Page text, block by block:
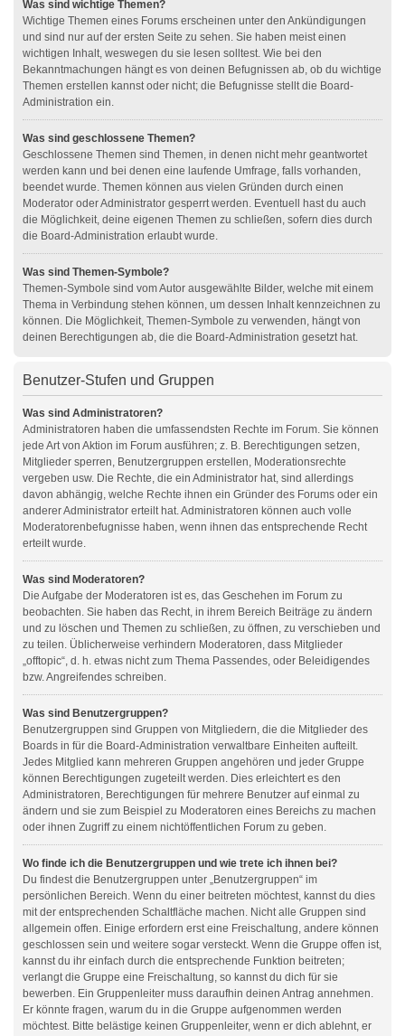
Was sind wichtige Themen?
Wichtige Themen eines Forums erscheinen unter den Ankündigungen
und sind nur auf der ersten Seite zu sehen. Sie haben meist einen
wichtigen Inhalt, weswegen du sie lesen solltest. Wie bei den
Bekanntmachungen hängt es von deinen Befugnissen ab, ob du wichtige
Themen erstellen kannst oder nicht; die Befugnisse stellt die Board-
Administration ein.
Was sind geschlossene Themen?
Geschlossene Themen sind Themen, in denen nicht mehr geantwortet
werden kann und bei denen eine laufende Umfrage, falls vorhanden,
beendet wurde. Themen können aus vielen Gründen durch einen
Moderator oder Administrator gesperrt werden. Eventuell hast du auch
die Möglichkeit, deine eigenen Themen zu schließen, sofern dies durch
die Board-Administration erlaubt wurde.
Was sind Themen-Symbole?
Themen-Symbole sind vom Autor ausgewählte Bilder, welche mit einem
Thema in Verbindung stehen können, um dessen Inhalt kennzeichnen zu
können. Die Möglichkeit, Themen-Symbole zu verwenden, hängt von
deinen Berechtigungen ab, die die Board-Administration gesetzt hat.
Benutzer-Stufen und Gruppen
Was sind Administratoren?
Administratoren haben die umfassendsten Rechte im Forum. Sie können
jede Art von Aktion im Forum ausführen; z. B. Berechtigungen setzen,
Mitglieder sperren, Benutzergruppen erstellen, Moderationsrechte
vergeben usw. Die Rechte, die ein Administrator hat, sind allerdings
davon abhängig, welche Rechte ihnen ein Gründer des Forums oder ein
anderer Administrator erteilt hat. Administratoren können auch volle
Moderatorenbefugnisse haben, wenn ihnen das entsprechende Recht
erteilt wurde.
Was sind Moderatoren?
Die Aufgabe der Moderatoren ist es, das Geschehen im Forum zu
beobachten. Sie haben das Recht, in ihrem Bereich Beiträge zu ändern
und zu löschen und Themen zu schließen, zu öffnen, zu verschieben und
zu teilen. Üblicherweise verhindern Moderatoren, dass Mitglieder
„offtopic“, d. h. etwas nicht zum Thema Passendes, oder Beleidigendes
bzw. Angreifendes schreiben.
Was sind Benutzergruppen?
Benutzergruppen sind Gruppen von Mitgliedern, die die Mitglieder des
Boards in für die Board-Administration verwaltbare Einheiten aufteilt.
Jedes Mitglied kann mehreren Gruppen angehören und jeder Gruppe
können Berechtigungen zugeteilt werden. Dies erleichtert es den
Administratoren, Berechtigungen für mehrere Benutzer auf einmal zu
ändern und sie zum Beispiel zu Moderatoren eines Bereichs zu machen
oder ihnen Zugriff zu einem nichtöffentlichen Forum zu geben.
Wo finde ich die Benutzergruppen und wie trete ich ihnen bei?
Du findest die Benutzergruppen unter „Benutzergruppen“ im
persönlichen Bereich. Wenn du einer beitreten möchtest, kannst du dies
mit der entsprechenden Schaltfläche machen. Nicht alle Gruppen sind
allgemein offen. Einige erfordern erst eine Freischaltung, andere können
geschlossen sein und weitere sogar versteckt. Wenn die Gruppe offen ist,
kannst du ihr einfach durch die entsprechende Funktion beitreten;
verlangt die Gruppe eine Freischaltung, so kannst du dich für sie
bewerben. Ein Gruppenleiter muss daraufhin deinen Antrag annehmen.
Er könnte fragen, warum du in die Gruppe aufgenommen werden
möchtest. Bitte belästige keinen Gruppenleiter, wenn er dich ablehnt, er